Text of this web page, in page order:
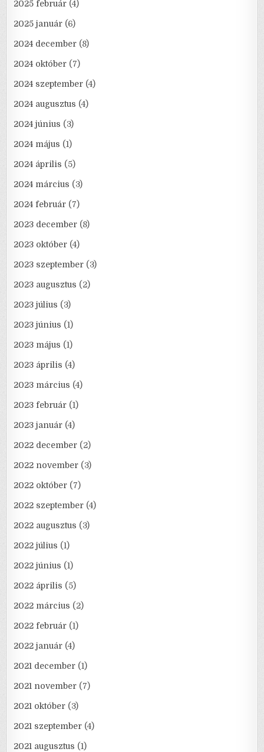
2025 február (4)
2025 január (6)
2024 december (8)
2024 október (7)
2024 szeptember (4)
2024 augusztus (4)
2024 június (3)
2024 május (1)
2024 április (5)
2024 március (3)
2024 február (7)
2023 december (8)
2023 október (4)
2023 szeptember (3)
2023 augusztus (2)
2023 július (3)
2023 június (1)
2023 május (1)
2023 április (4)
2023 március (4)
2023 február (1)
2023 január (4)
2022 december (2)
2022 november (3)
2022 október (7)
2022 szeptember (4)
2022 augusztus (3)
2022 július (1)
2022 június (1)
2022 április (5)
2022 március (2)
2022 február (1)
2022 január (4)
2021 december (1)
2021 november (7)
2021 október (3)
2021 szeptember (4)
2021 augusztus (1)